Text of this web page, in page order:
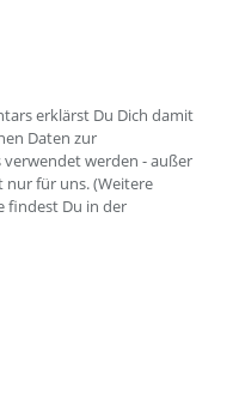
erklärst Du Dich damit
Daten zur
werden - außer
nur für uns. (Weitere
findest Du in der